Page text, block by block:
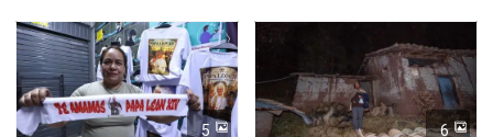
educación, salud y empleo
5 6